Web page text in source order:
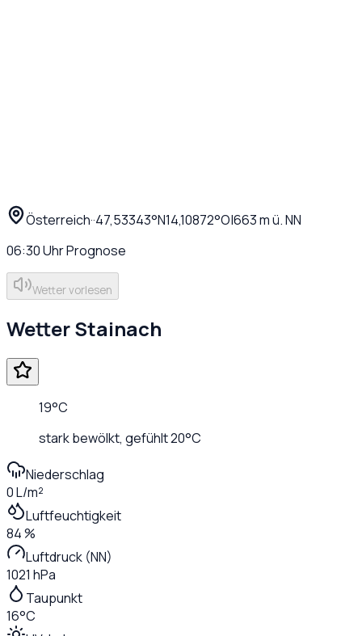
Österreich··47,53343°N14,10872°O|663m ü. NN
06:30UhrPrognose
Wetter vorlesen
WetterStainach
19°C
stark bewölkt, gefühlt20°C
Niederschlag
0 L/m²
Luftfeuchtigkeit
84 %
Luftdruck (NN)
1021 hPa
Taupunkt
16°C